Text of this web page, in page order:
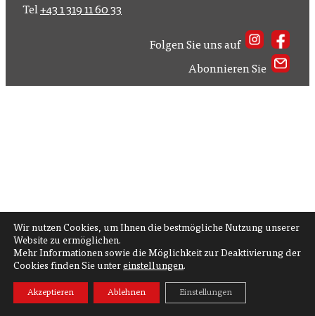
Wir nutzen Cookies, um Ihnen die bestmögliche Nutzung unserer
Website zu ermöglichen.
Mehr Informationen sowie die Möglichkeit zur Deaktivierung der
Cookies finden Sie unter einstellungen.
Akzeptieren Ablehnen Einstellungen
Tel+43 1 319 11 60 33
Folgen Sie uns auf
Abonnieren Sie